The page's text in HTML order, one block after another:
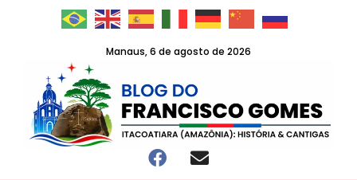
Manaus, 6 de agosto de 2026